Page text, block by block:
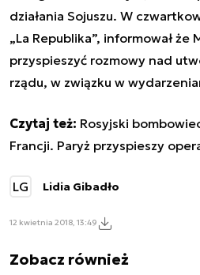
działania Sojuszu. W
„La Republika”, informował
przyspieszyć rozmowy nad
rządu, w związku w
Czytaj też: Rosyjski
Francji. Paryż przyspieszy
LG Lidia Gibadło
12 kwietnia 2018, 13:49
Zobacz również